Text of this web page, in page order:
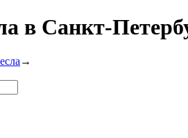
в Санкт-
→